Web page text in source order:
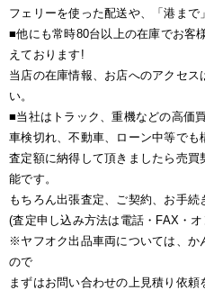
フェリーを使った配送や、「港まで
■他にも常時80台以上の在庫でお客
えております!
当店の在庫情報、お店へのアクセ
い。
■当社はトラック、重機などの高価
車検切れ、不動車、ローン中等でも
査定額に納得して頂きましたら売
能です。
もちろん出張査定、ご契約、お手
(査定申し込み方法は電話・FAX・
※ヤフオク出品車両については、か
ので
まずはお問い合わせの上見積り依頼